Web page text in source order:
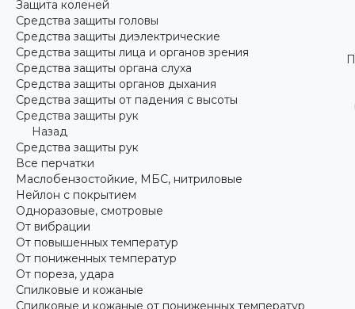
Защита коленей
Средства защиты головы
Средства защиты диэлектрические
Средства защиты лица и органов зрения
Средства защиты органа слуха
Средства защиты органов дыхания
Средства защиты от падения с высоты
Средства защиты рук
Назад
Средства защиты рук
Все перчатки
Маслобензостойкие, МБС, нитриловые
Нейлон с покрытием
Одноразовые, смотровые
От вибрации
От повышенных температур
От пониженных температур
От пореза, удара
Спилковые и кожаные
Спилковые и кожаные от пониженных температур